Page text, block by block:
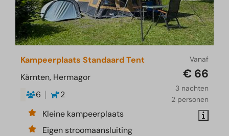
Vanaf
€ 66
3 nachten
2 personen
Kampeerplaats Standaard Tent
Kärnten, Hermagor
6
2
Kleine kampeerplaats
Eigen stroomaansluiting